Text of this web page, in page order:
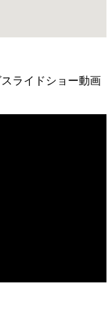
ライドショー動画